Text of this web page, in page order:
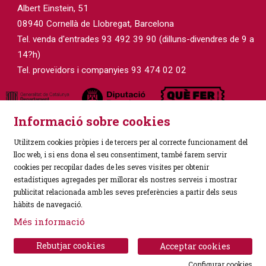
Albert Einstein, 51
08940 Cornellà de Llobregat, Barcelona
Tel. venda d'entrades 93 492 39 90 (dilluns-divendres de 9 a
14?h)
Tel. proveïdors i companyies 93 474 02 02
Sitemap | Avís Legal | Política de Privacitat
|
Ús de Cookies
|
Informació sobre cookies
Utilitzem cookies pròpies i de tercers per al correcte funcionament del
lloc web, i si ens dona el seu consentiment, també farem servir
cookies per recopilar dades de les seves visites per obtenir
estadístiques agregades per millorar els nostres serveis i mostrar
publicitat relacionada amb les seves preferències a partir dels seus
hàbits de navegació.
Més informació
Acceptar cookies
Rebutjar cookies